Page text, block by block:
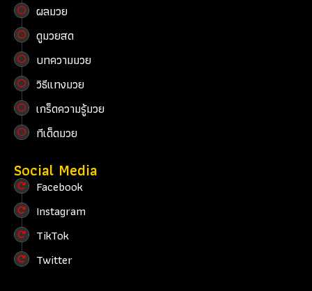
ผลมวย
ดูมวยสด
บทความมวย
วิธีแทงมวย
เกร็ดความรู้มวย
ทีเด็ดมวย
Social Media
Facebook
Instagram
TikTok
Twitter